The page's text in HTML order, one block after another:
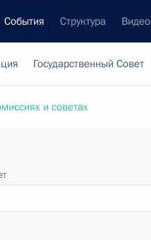
События Структура
Государственный Совет
и советах